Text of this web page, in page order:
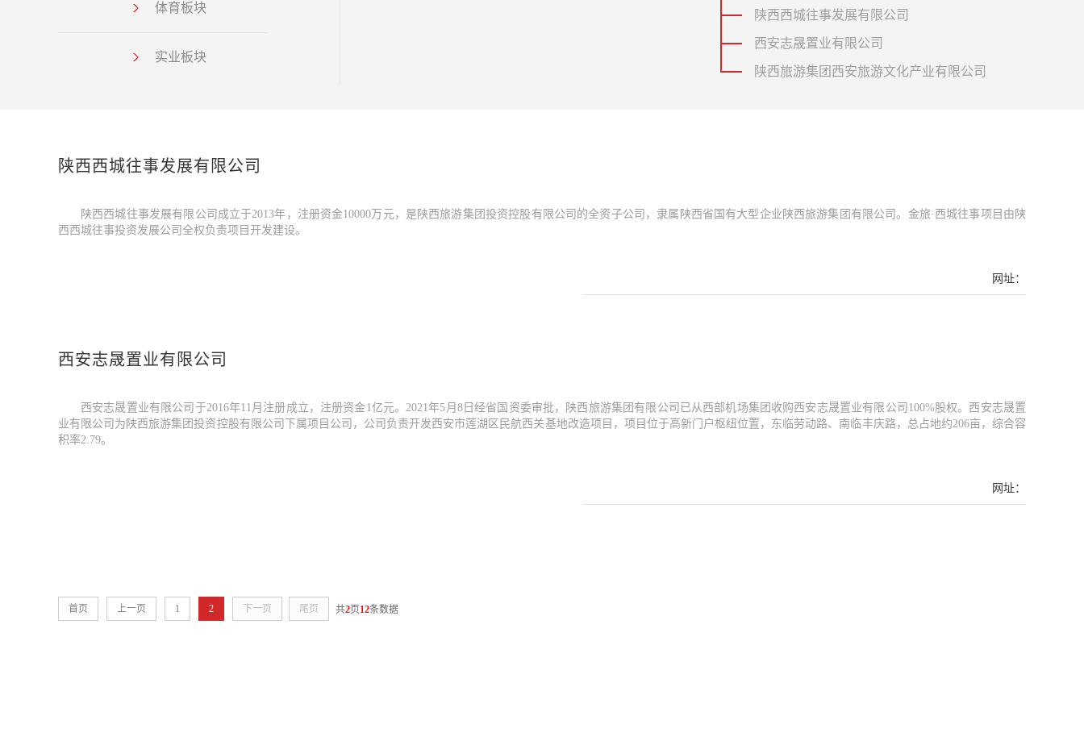
体育板块
实业板块
历史回顾
陕西西城往事发展有限公司
西安志晟置业有限公司
陕西旅游集团西安旅游文化产业有限公司
陕西西城往事发展有限公司
陕西西城往事发展有限公司成立于2013年，注册资金10000万元，是陕西旅游集团投资控股有限公司的全资子公司，隶属陕西省国有大型企业陕西旅游集团有限公司。金旅·西城往事项目由陕
西西城往事投资发展公司全权负责项目开发建设。
网址：
西安志晟置业有限公司
西安志晟置业有限公司于2016年11月注册成立，注册资金1亿元。2021年5月8日经省国资委审批，陕西旅游集团有限公司已从西部机场集团收购西安志晟置业有限公司100%股权。西安志晟置
业有限公司为陕西旅游集团投资控股有限公司下属项目公司，公司负责开发西安市莲湖区民航西关基地改造项目，项目位于高新门户枢纽位置，东临劳动路、南临丰庆路，总占地约206亩，综合容
积率2.79。
网址：
首页 上一页 1 2 下一页 尾页 共2页12条数据